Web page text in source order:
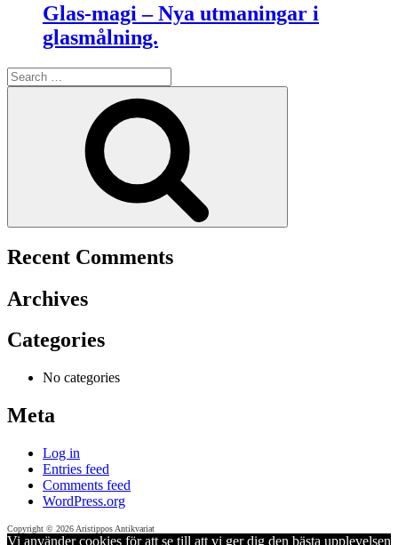
Glas-magi – Nya utmaningar i
glasmålning.
Search
for:
Recent Comments
Archives
Categories
No categories
Meta
Log in
Entries feed
Comments feed
WordPress.org
Copyright © 2026 Aristippos Antikvariat
Vi använder cookies för att se till att vi ger dig den bästa upplevelsen